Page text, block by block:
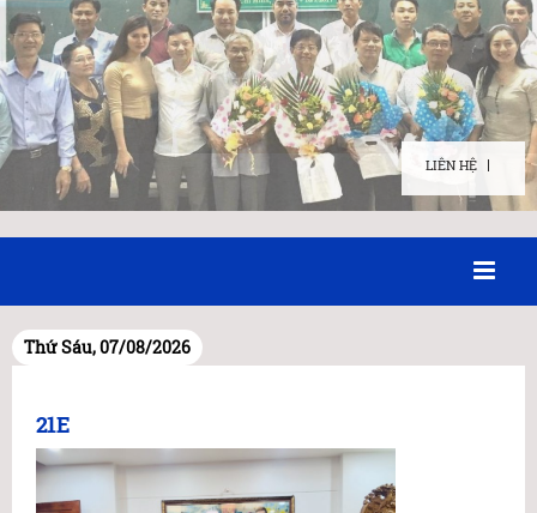
LIÊN HỆ
Thứ Sáu, 07/08/2026
21E